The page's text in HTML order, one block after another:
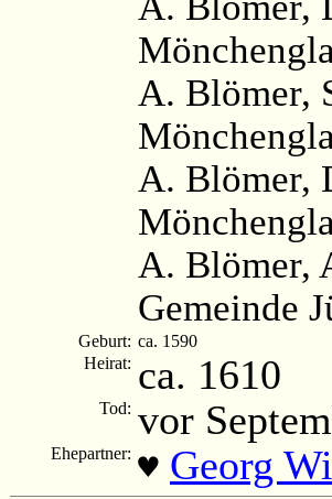
A. Blömer,
A. Blömer,
A. Blömer,
Gemeinde
Geburt: ca. 1590
Heirat: ca. 1610
Tod: vor
Ehepartner: ♥ Georg